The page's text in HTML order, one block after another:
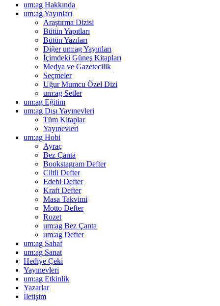
um:ag Hakkında
um:ag Yayınları
Araştırma Dizisi
Bütün Yapıtları
Bütün Yazıları
Diğer um:ag Yayınları
İçimdeki Güneş Kitapları
Medya ve Gazetecilik
Seçmeler
Uğur Mumcu Özel Dizi
um:ag Setler
um:ag Eğitim
um:ag Dışı Yayınevleri
Tüm Kitaplar
Yayınevleri
um:ag Hobi
Ayraç
Bez Çanta
Bookstagram Defter
Ciltli Defter
Edebi Defter
Kraft Defter
Masa Takvimi
Motto Defter
Rozet
um:ag Bez Çanta
um:ag Defter
um:ag Sahaf
um:ag Sanat
Hediye Çeki
Yayınevleri
um:ag Etkinlik
Yazarlar
İletişim